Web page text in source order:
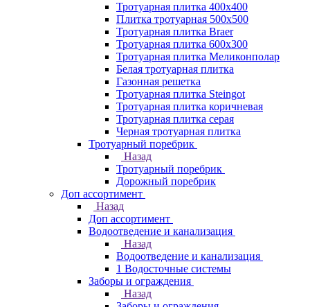
Тротуарная плитка 400х400
Плитка тротуарная 500x500
Тротуарная плитка Braer
Тротуарная плитка 600х300
Тротуарная плитка Меликонполар
Белая тротуарная плитка
Газонная решетка
Тротуарная плитка Steingot
Тротуарная плитка коричневая
Тротуарная плитка серая
Черная тротуарная плитка
Тротуарный поребрик
Назад
Тротуарный поребрик
Дорожный поребрик
Доп ассортимент
Назад
Доп ассортимент
Водоотведение и канализация
Назад
Водоотведение и канализация
1 Водосточные системы
Заборы и ограждения
Назад